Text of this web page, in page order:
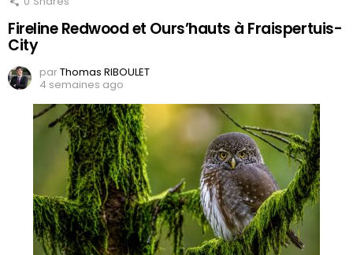
Fireline Redwood et Ours’hauts à Fraispertuis-
City
parThomas RIBOULET
4 semaines ago